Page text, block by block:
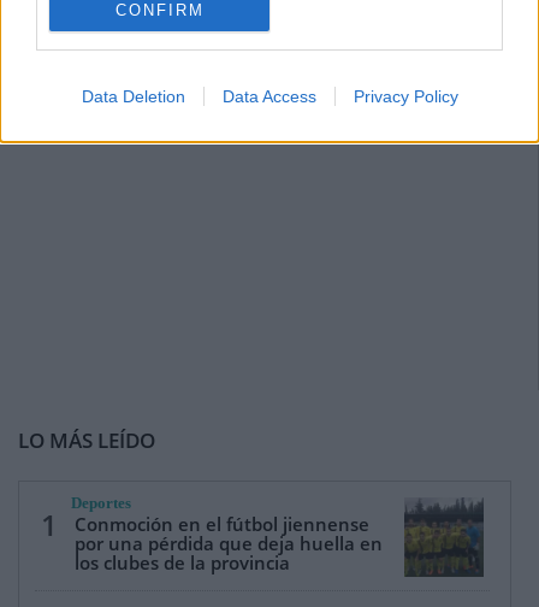
CONFIRM
Data Deletion Data Access Privacy Policy
LO MÁS LEÍDO
1
Deportes
Conmoción en el fútbol jiennense
por una pérdida que deja huella en
los clubes de la provincia